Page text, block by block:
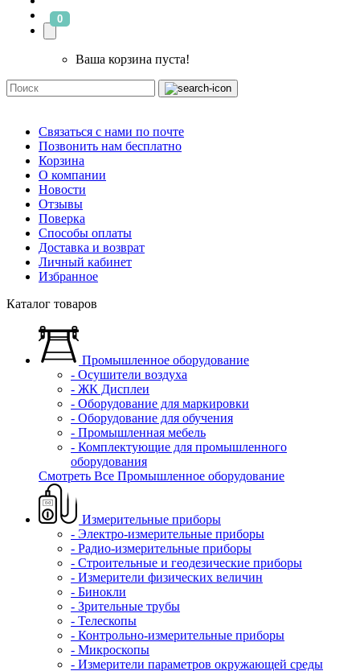
0
Ваша корзина пуста!
Связаться с нами по почте
Позвонить нам бесплатно
Корзина
О компании
Новости
Отзывы
Поверка
Способы оплаты
Доставка и возврат
Личный кабинет
Избранное
Каталог товаров
Промышленное оборудование
- Осушители воздуха
- ЖК Дисплеи
- Оборудование для маркировки
- Оборудование для обучения
- Промышленная мебель
- Комплектующие для промышленного
оборудования
Смотреть Все Промышленное оборудование
Измерительные приборы
- Электро-измерительные приборы
- Радио-измерительные приборы
- Строительные и геодезические приборы
- Измерители физических величин
- Бинокли
- Зрительные трубы
- Телескопы
- Контрольно-измерительные приборы
- Микроскопы
- Измерители параметров окружающей среды